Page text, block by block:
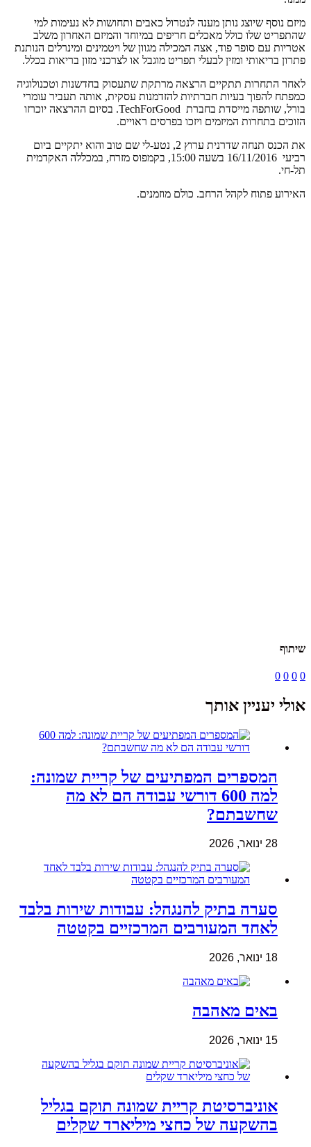
מיזם נוסף שיוצג נותן מענה לנטרול כאבים ותחושות לא נעימות למי
שהתפריט שלו כולל מאכלים חריפים במיוחד והמיזם האחרון משלב
אטריות עם סופר פוד, אצה המכילה מגוון של ויטמינים ומינרלים הנותנת
פתרון בריאותי ומזין לבעלי תפריט מוגבל או לצרכני מזון בריאות בכלל.
לאחר התחרות תתקיים הרצאה מרתקת שתעסוק בחדשנות וטכנולוגיה
כמפתח להפוך בעיות חברתיות להזדמנות עסקית, אותה תעביר עומרי
בורל, שותפה מייסדת בחברת TechForGood. בסיום ההרצאה יוכרזו
הזוכים בתחרות המיזמים ויזכו בפרסים ראויים.
את הכנס תנחה שדרנית ערוץ 2, נטע-לי שם טוב והוא יתקיים ביום
רביעי 16/11/2016 בשעה 15:00, בקמפוס מזרח, במכללה האקדמית
תל-חי.
האירוע פתוח לקהל הרחב. כולם מוזמנים.
שיתוף
0
0
0
0
אולי יעניין אותך
המספרים המפתיעים של קריית שמונה:
למה 600 דורשי עבודה הם לא מה
שחשבתם?
28 ינואר, 2026
סערה בתיק להנגהל: עבודות שירות בלבד
לאחד המעורבים המרכזיים בקטטה
18 ינואר, 2026
באים מאהבה
15 ינואר, 2026
אוניברסיטת קריית שמונה תוקם בגליל
בהשקעה של כחצי מיליארד שקלים